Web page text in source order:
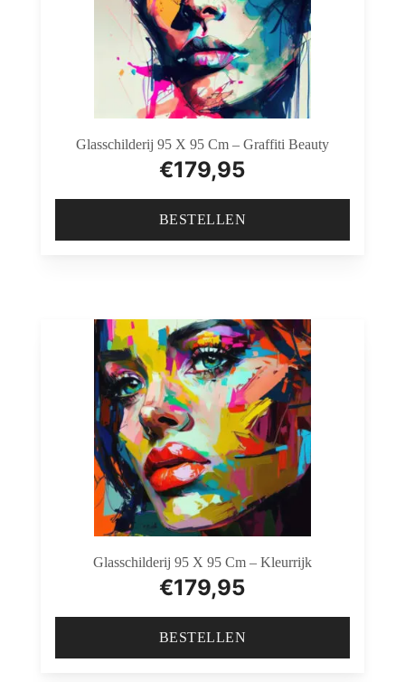
Glasschilderij 95 X 95 Cm – Graffiti Beauty
€179,95
BESTELLEN
Glasschilderij 95 X 95 Cm – Kleurrijk
€179,95
BESTELLEN